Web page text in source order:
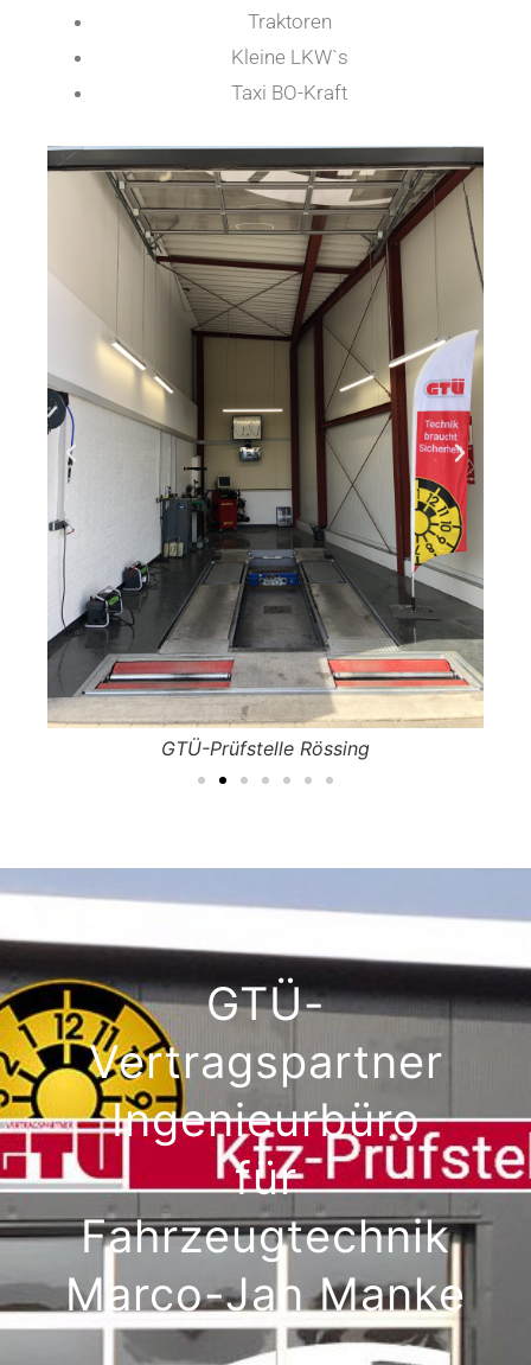
GTÜ-Prüfstelle Rössing
Traktoren
Kleine LKW`s
Taxi BO-Kraft
GTÜ-
Vertragspartner
Ingenieurbüro
für
Fahrzeugtechnik
Marco-Jan Manke